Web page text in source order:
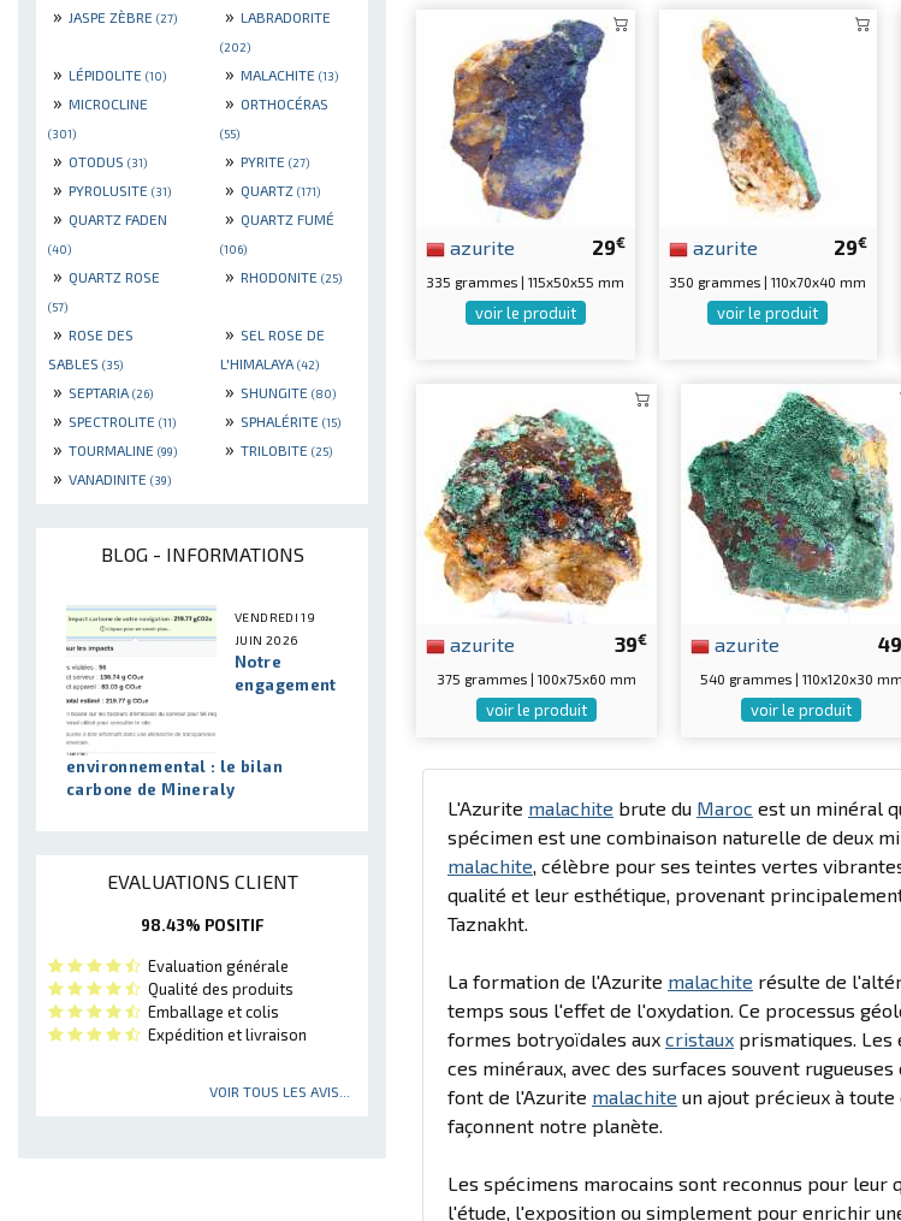
» JASPE ZÈBRE (27) » LABRADORITE
(202)
» LÉPIDOLITE (10) » MALACHITE (13)
» MICROCLINE
(301)
» ORTHOCÉRAS
(55)
» OTODUS (31) » PYRITE (27)
» PYROLUSITE (31) » QUARTZ (171)
» QUARTZ FADEN
(40)
» QUARTZ FUMÉ
(106)
» QUARTZ ROSE
(57)
» RHODONITE (25)
» ROSE DES
SABLES (35)
» SEL ROSE DE
L'HIMALAYA (42)
» SEPTARIA (26) » SHUNGITE (80)
» SPECTROLITE (11) » SPHALÉRITE (15)
» TOURMALINE (99) » TRILOBITE (25)
» VANADINITE (39)
BLOG - INFORMATIONS
VENDREDI 19
JUIN 2026
Notre
engagement
environnemental : le bilan
carbone de Mineraly
EVALUATIONS CLIENT
98.43% POSITIF
Evaluation générale
Qualité des produits
Emballage et colis
Expédition et livraison
VOIR TOUS LES AVIS...
29€
azurite
335 grammes | 115x50x55 mm
voir le produit
29€
azurite
350 grammes | 110x70x40 mm
voir le produit
39€
azurite
375 grammes | 100x75x60 mm
voir le produit
49
azurite
540 grammes | 110x120x30 mm
voir le produit
L'Azurite malachite brute du Maroc est un minéral
spécimen est une combinaison naturelle de deux
malachite, célèbre pour ses teintes vertes
qualité et leur esthétique, provenant
Taznakht.
La formation de l'Azurite malachite résulte de
temps sous l'effet de l'oxydation. Ce processus
formes botryoïdales aux cristaux prismatiques.
ces minéraux, avec des surfaces souvent
font de l'Azurite malachite un ajout précieux à
façonnent notre planète.
Les spécimens marocains sont reconnus pour leur
l'étude, l'exposition ou simplement pour enrichir